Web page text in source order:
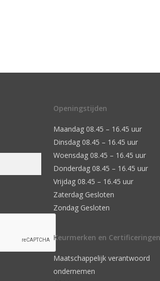
Openingstijden
Maandag 08.45 – 16.45 uur
Dinsdag 08.45 – 16.45 uur
Woensdag 08.45 – 16.45 uur
Donderdag 08.45 – 16.45 uur
Vrijdag 08.45 – 16.45 uur
Zaterdag Gesloten
Zondag Gesloten
Keurmerken en Certificeringen
Maatschappelijk verantwoord
ondernemen